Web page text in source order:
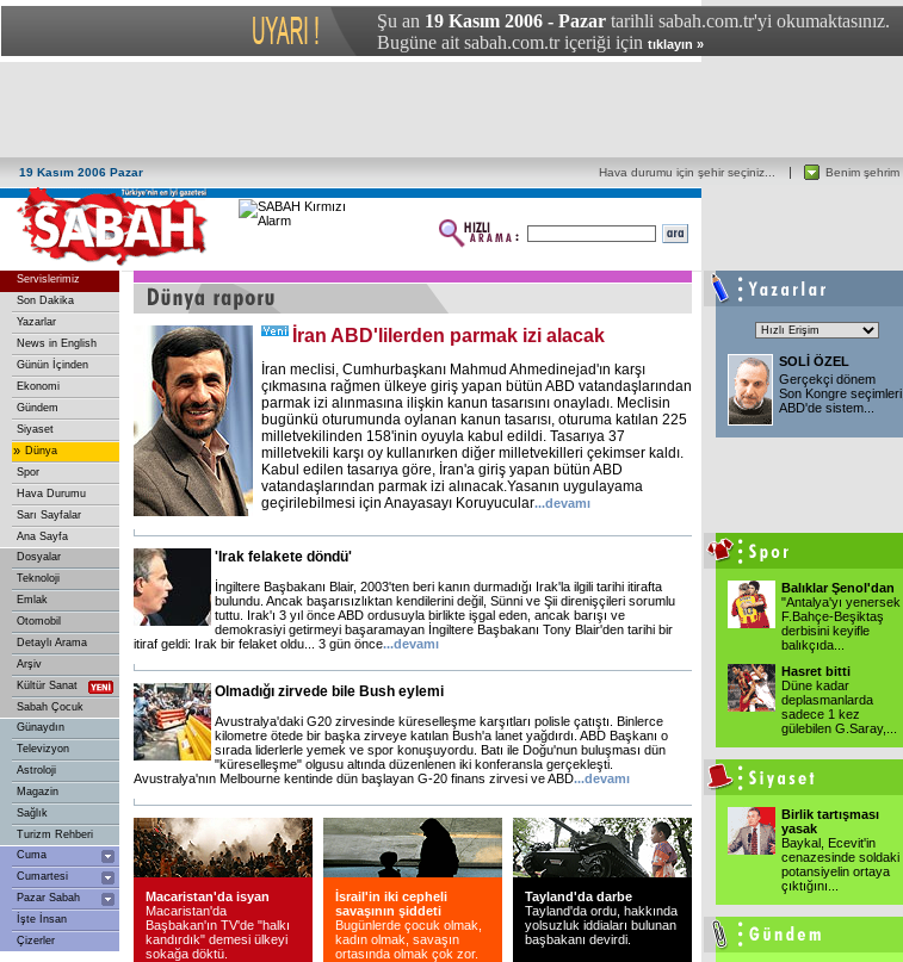
Şu an 19 Kasım 2006 - Pazar tarihli sabah.com.tr'yi okumaktasınız.
Bugüne ait sabah.com.tr içeriği için tıklayın »
19 Kasım 2006 Pazar Benim şehrim
Hava durumu için şehir seçiniz...
Servislerimiz
Son Dakika
Yazarlar
News in English
Günün İçinden
Ekonomi
Gündem
Siyaset
» Dünya
Spor
Hava Durumu
Sarı Sayfalar
Ana Sayfa
Dosyalar
Teknoloji
Emlak
Otomobil
Detaylı Arama
Arşiv
Kültür Sanat
Sabah Çocuk
Günaydın
Televizyon
Astroloji
Magazin
Sağlık
Turizm Rehberi
Cuma
Cumartesi
Pazar Sabah
İşte İnsan
Çizerler
İran ABD'lilerden parmak izi alacak
İran meclisi, Cumhurbaşkanı Mahmud Ahmedinejad'ın karşı
çıkmasına rağmen ülkeye giriş yapan bütün ABD vatandaşlarından
parmak izi alınmasına ilişkin kanun tasarısını onayladı. Meclisin
bugünkü oturumunda oylanan kanun tasarısı, oturuma katılan 225
milletvekilinden 158'inin oyuyla kabul edildi. Tasarıya 37
milletvekili karşı oy kullanırken diğer milletvekilleri çekimser kaldı.
Kabul edilen tasarıya göre, İran'a giriş yapan bütün ABD
vatandaşlarından parmak izi alınacak.Yasanın uygulayama
geçirilebilmesi için Anayasayı Koruyucular...devamı
'Irak felakete döndü'
İngiltere Başbakanı Blair, 2003'ten beri kanın durmadığı Irak'la ilgili tarihi itirafta
bulundu. Ancak başarısızlıktan kendilerini değil, Sünni ve Şii direnişçileri sorumlu
tuttu. Irak'ı 3 yıl önce ABD ordusuyla birlikte işgal eden, ancak barışı ve
demokrasiyi getirmeyi başaramayan İngiltere Başbakanı Tony Blair'den tarihi bir
itiraf geldi: Irak bir felaket oldu... 3 gün önce...devamı
Olmadığı zirvede bile Bush eylemi
Avustralya'daki G20 zirvesinde küreselleşme karşıtları polisle çatıştı. Binlerce
kilometre ötede bir başka zirveye katılan Bush'a lanet yağdırdı. ABD Başkanı o
sırada liderlerle yemek ve spor konuşuyordu. Batı ile Doğu'nun buluşması dün
"küreselleşme" olgusu altında düzenlenen iki konferansla gerçekleşti.
Avustralya'nın Melbourne kentinde dün başlayan G-20 finans zirvesi ve ABD...devamı
Macaristan'da isyan
Macaristan'da
Başbakan'ın TV'de "halkı
kandırdık" demesi ülkeyi
sokağa döktü.
İsrail'in iki cepheli
savaşının şiddeti
Bugünlerde çocuk olmak,
kadın olmak, savaşın
ortasında olmak çok zor.
Tayland'da darbe
Tayland'da ordu, hakkında
yolsuzluk iddiaları bulunan
başbakanı devirdi.
SOLİ ÖZEL
Gerçekçi dönem
Son Kongre seçimleri,
ABD'de sistem...
Balıklar Şenol'dan
"Antalya'yı yenersek
F.Bahçe-Beşiktaş
derbisini keyifle
balıkçıda...
Hasret bitti
Düne kadar
deplasmanlarda
sadece 1 kez
gülebilen G.Saray,...
Birlik tartışması
yasak
Baykal, Ecevit'in
cenazesinde soldaki
potansiyelin ortaya
çıktığını...